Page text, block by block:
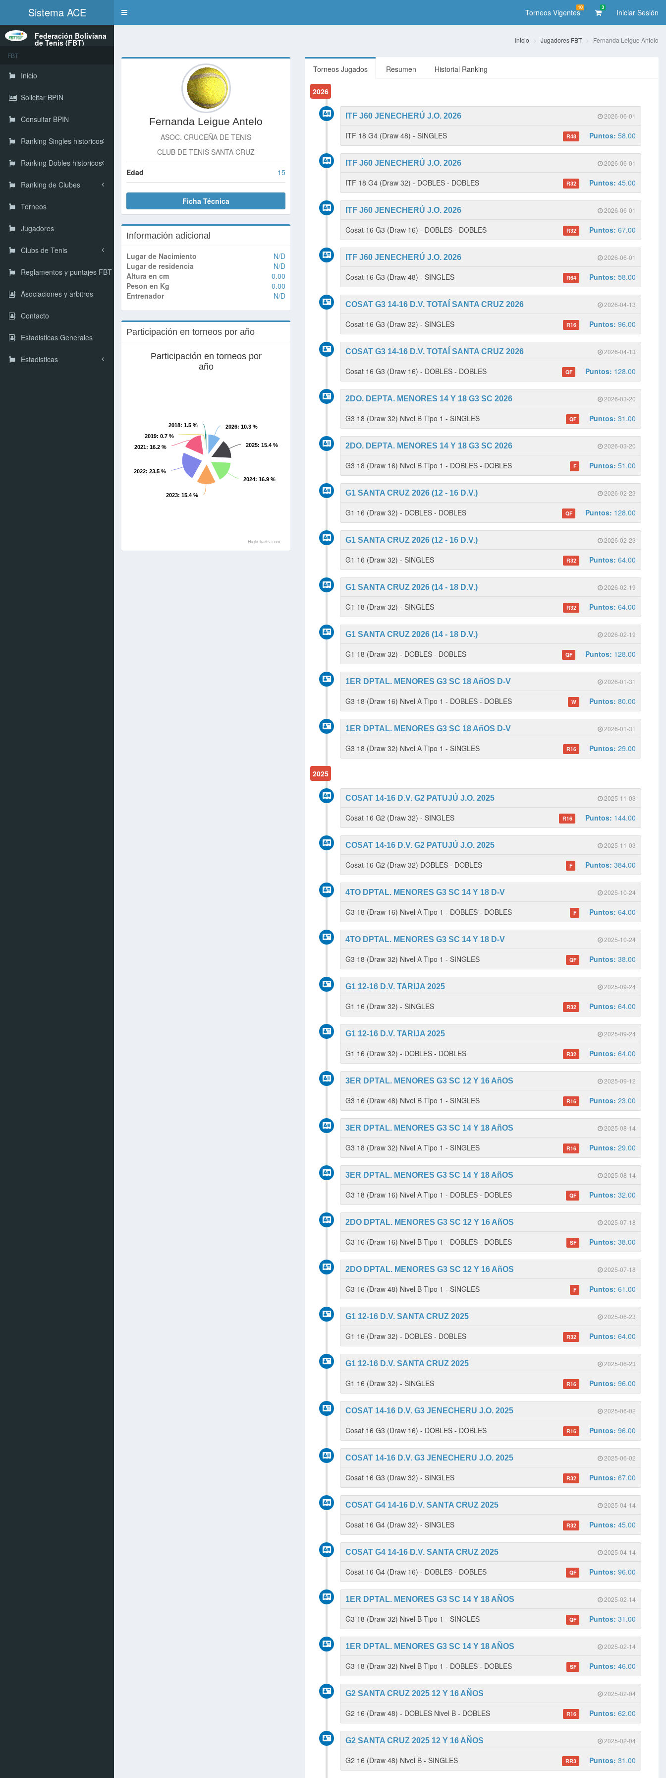
Sistema ACE
Toggle
Torneos Vigentes
10 3
Iniciar Sesión
Federación Boliviana
de Tenis (FBT)
FBT
Inicio
Solicitar BPIN
Consultar BPIN
Ranking Singles historicos
Ranking Dobles historicos
Ranking de Clubes
Torneos
Jugadores
Clubs de Tenis
Reglamentos y puntajes FBT
Asociaciones y arbitros
Contacto
Estadisticas Generales
Estadisticas
Inicio Jugadores FBT Fernanda Leigue Antelo
Fernanda Leigue Antelo
ASOC. CRUCEÑA DE TENIS
CLUB DE TENIS SANTA CRUZ
Edad 15
Ficha Técnica
Información adicional
Lugar de Nacimiento
N/D
Lugar de residencia
N/D
Altura en cm
0.00
Peson en Kg
0.00
Entrenador
N/D
Participación en torneos por año
Participación en torneos por
año
2026: 10.3 %
2025: 15.4 %
2024: 16.9 %
2023: 15.4 %
2022: 23.5 %
2021: 16.2 %
2019: 0.7 %
2018: 1.5 %
Highcharts.com
Torneos Jugados Resumen Historial Ranking
2026
2026-06-01
ITF J60 JENECHERÚ J.O. 2026
ITF 18 G4 (Draw 48) - SINGLES R48 Puntos: 58.00
2026-06-01
ITF J60 JENECHERÚ J.O. 2026
ITF 18 G4 (Draw 32) - DOBLES - DOBLES R32 Puntos: 45.00
2026-06-01
ITF J60 JENECHERÚ J.O. 2026
Cosat 16 G3 (Draw 16) - DOBLES - DOBLES R32 Puntos: 67.00
2026-06-01
ITF J60 JENECHERÚ J.O. 2026
Cosat 16 G3 (Draw 48) - SINGLES R64 Puntos: 58.00
2026-04-13
COSAT G3 14-16 D.V. TOTAÍ SANTA CRUZ 2026
Cosat 16 G3 (Draw 32) - SINGLES R16 Puntos: 96.00
2026-04-13
COSAT G3 14-16 D.V. TOTAÍ SANTA CRUZ 2026
Cosat 16 G3 (Draw 16) - DOBLES - DOBLES QF Puntos: 128.00
2026-03-20
2DO. DEPTA. MENORES 14 Y 18 G3 SC 2026
G3 18 (Draw 32) Nivel B Tipo 1 - SINGLES QF Puntos: 31.00
2026-03-20
2DO. DEPTA. MENORES 14 Y 18 G3 SC 2026
G3 18 (Draw 16) Nivel B Tipo 1 - DOBLES - DOBLES F Puntos: 51.00
2026-02-23
G1 SANTA CRUZ 2026 (12 - 16 D.V.)
G1 16 (Draw 32) - DOBLES - DOBLES QF Puntos: 128.00
2026-02-23
G1 SANTA CRUZ 2026 (12 - 16 D.V.)
G1 16 (Draw 32) - SINGLES R32 Puntos: 64.00
2026-02-19
G1 SANTA CRUZ 2026 (14 - 18 D.V.)
G1 18 (Draw 32) - SINGLES R32 Puntos: 64.00
2026-02-19
G1 SANTA CRUZ 2026 (14 - 18 D.V.)
G1 18 (Draw 32) - DOBLES - DOBLES QF Puntos: 128.00
2026-01-31
1ER DPTAL. MENORES G3 SC 18 AñOS D-V
G3 18 (Draw 16) Nivel A Tipo 1 - DOBLES - DOBLES W Puntos: 80.00
2026-01-31
1ER DPTAL. MENORES G3 SC 18 AñOS D-V
G3 18 (Draw 32) Nivel A Tipo 1 - SINGLES R16 Puntos: 29.00
2025
2025-11-03
COSAT 14-16 D.V. G2 PATUJÚ J.O. 2025
Cosat 16 G2 (Draw 32) - SINGLES R16 Puntos: 144.00
2025-11-03
COSAT 14-16 D.V. G2 PATUJÚ J.O. 2025
Cosat 16 G2 (Draw 32) DOBLES - DOBLES F Puntos: 384.00
2025-10-24
4TO DPTAL. MENORES G3 SC 14 Y 18 D-V
G3 18 (Draw 16) Nivel A Tipo 1 - DOBLES - DOBLES F Puntos: 64.00
2025-10-24
4TO DPTAL. MENORES G3 SC 14 Y 18 D-V
G3 18 (Draw 32) Nivel A Tipo 1 - SINGLES QF Puntos: 38.00
2025-09-24
G1 12-16 D.V. TARIJA 2025
G1 16 (Draw 32) - SINGLES R32 Puntos: 64.00
2025-09-24
G1 12-16 D.V. TARIJA 2025
G1 16 (Draw 32) - DOBLES - DOBLES R32 Puntos: 64.00
2025-09-12
3ER DPTAL. MENORES G3 SC 12 Y 16 AñOS
G3 16 (Draw 48) Nivel B Tipo 1 - SINGLES R16 Puntos: 23.00
2025-08-14
3ER DPTAL. MENORES G3 SC 14 Y 18 AñOS
G3 18 (Draw 32) Nivel A Tipo 1 - SINGLES R16 Puntos: 29.00
2025-08-14
3ER DPTAL. MENORES G3 SC 14 Y 18 AñOS
G3 18 (Draw 16) Nivel A Tipo 1 - DOBLES - DOBLES QF Puntos: 32.00
2025-07-18
2DO DPTAL. MENORES G3 SC 12 Y 16 AñOS
G3 16 (Draw 16) Nivel B Tipo 1 - DOBLES - DOBLES SF Puntos: 38.00
2025-07-18
2DO DPTAL. MENORES G3 SC 12 Y 16 AñOS
G3 16 (Draw 48) Nivel B Tipo 1 - SINGLES F Puntos: 61.00
2025-06-23
G1 12-16 D.V. SANTA CRUZ 2025
G1 16 (Draw 32) - DOBLES - DOBLES R32 Puntos: 64.00
2025-06-23
G1 12-16 D.V. SANTA CRUZ 2025
G1 16 (Draw 32) - SINGLES R16 Puntos: 96.00
2025-06-02
COSAT 14-16 D.V. G3 JENECHERU J.O. 2025
Cosat 16 G3 (Draw 16) - DOBLES - DOBLES R16 Puntos: 96.00
2025-06-02
COSAT 14-16 D.V. G3 JENECHERU J.O. 2025
Cosat 16 G3 (Draw 32) - SINGLES R32 Puntos: 67.00
2025-04-14
COSAT G4 14-16 D.V. SANTA CRUZ 2025
Cosat 16 G4 (Draw 32) - SINGLES R32 Puntos: 45.00
2025-04-14
COSAT G4 14-16 D.V. SANTA CRUZ 2025
Cosat 16 G4 (Draw 16) - DOBLES - DOBLES QF Puntos: 96.00
2025-02-14
1ER DPTAL. MENORES G3 SC 14 Y 18 AÑOS
G3 18 (Draw 32) Nivel B Tipo 1 - SINGLES QF Puntos: 31.00
2025-02-14
1ER DPTAL. MENORES G3 SC 14 Y 18 AÑOS
G3 18 (Draw 32) Nivel B Tipo 1 - DOBLES - DOBLES SF Puntos: 46.00
2025-02-04
G2 SANTA CRUZ 2025 12 Y 16 AÑOS
G2 16 (Draw 48) - DOBLES Nivel B - DOBLES R16 Puntos: 62.00
2025-02-04
G2 SANTA CRUZ 2025 12 Y 16 AÑOS
G2 16 (Draw 48) Nivel B - SINGLES RR3 Puntos: 31.00